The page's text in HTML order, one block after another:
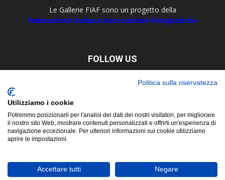
Le Gallerie FIAF sono un progetto della
Federazione Italiana Associazioni Fotografiche
FOLLOW US
© Copyright 2019 ©FIAF - Federazione Italiana Associazioni
Fotografiche
Politica sulla riservatezza
Utilizziamo i cookie
Potremmo posizionarli per l'analisi dei dati dei nostri visitatori, per migliorare
il nostro sito Web, mostrare contenuti personalizzati e offrirti un'esperienza di
navigazione eccezionale. Per ulteriori informazioni sui cookie utilizziamo
aprire le impostazioni.
Accettare tutti Negare